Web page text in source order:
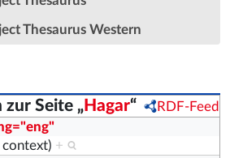
Thesaurus Western
Seite „Hagar“
RDF-Feed
context) +